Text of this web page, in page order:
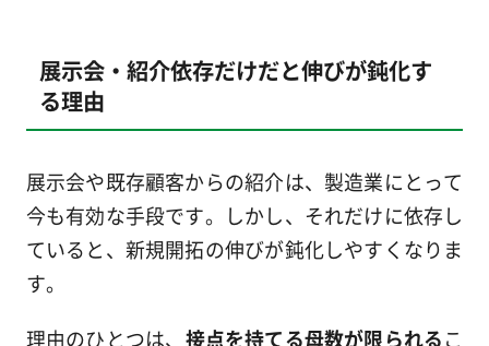
展示会・紹介依存だけだと伸びが鈍化す
る理由
展示会や既存顧客からの紹介は、製造業にとって
今も有効な手段です。しかし、それだけに依存し
ていると、新規開拓の伸びが鈍化しやすくなりま
す。
理由のひとつは、 接点を持てる母数が限られるこ